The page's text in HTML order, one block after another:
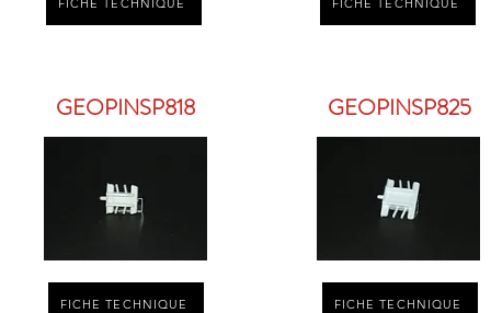
FICHE TECHNIQUE FICHE TECHNIQUE
GEOPINSP818
FICHE TECHNIQUE
GEOPINSP825
FICHE TECHNIQUE